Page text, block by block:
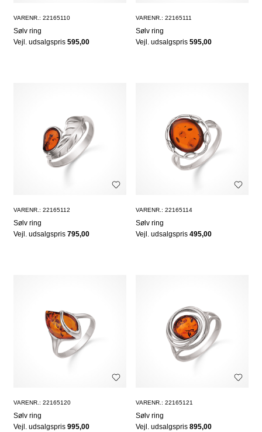
VARENR.: 22165110
Sølv ring
Vejl. udsalgspris 595,00
VARENR.: 22165111
Sølv ring
Vejl. udsalgspris595,00
VARENR.: 22165112
Sølv ring
Vejl. udsalgspris 795,00
VARENR.: 22165114
Sølv ring
Vejl. udsalgspris495,00
VARENR.: 22165120
Sølv ring
Vejl. udsalgspris 995,00
VARENR.: 22165121
Sølv ring
Vejl. udsalgspris895,00